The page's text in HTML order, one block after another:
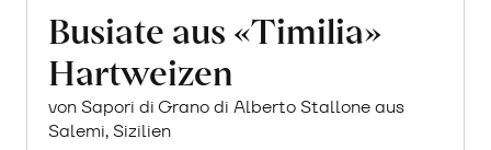
Busiate aus «Timilia»
Hartweizen
von Sapori di Grano di Alberto Stallone aus
Salemi, Sizilien